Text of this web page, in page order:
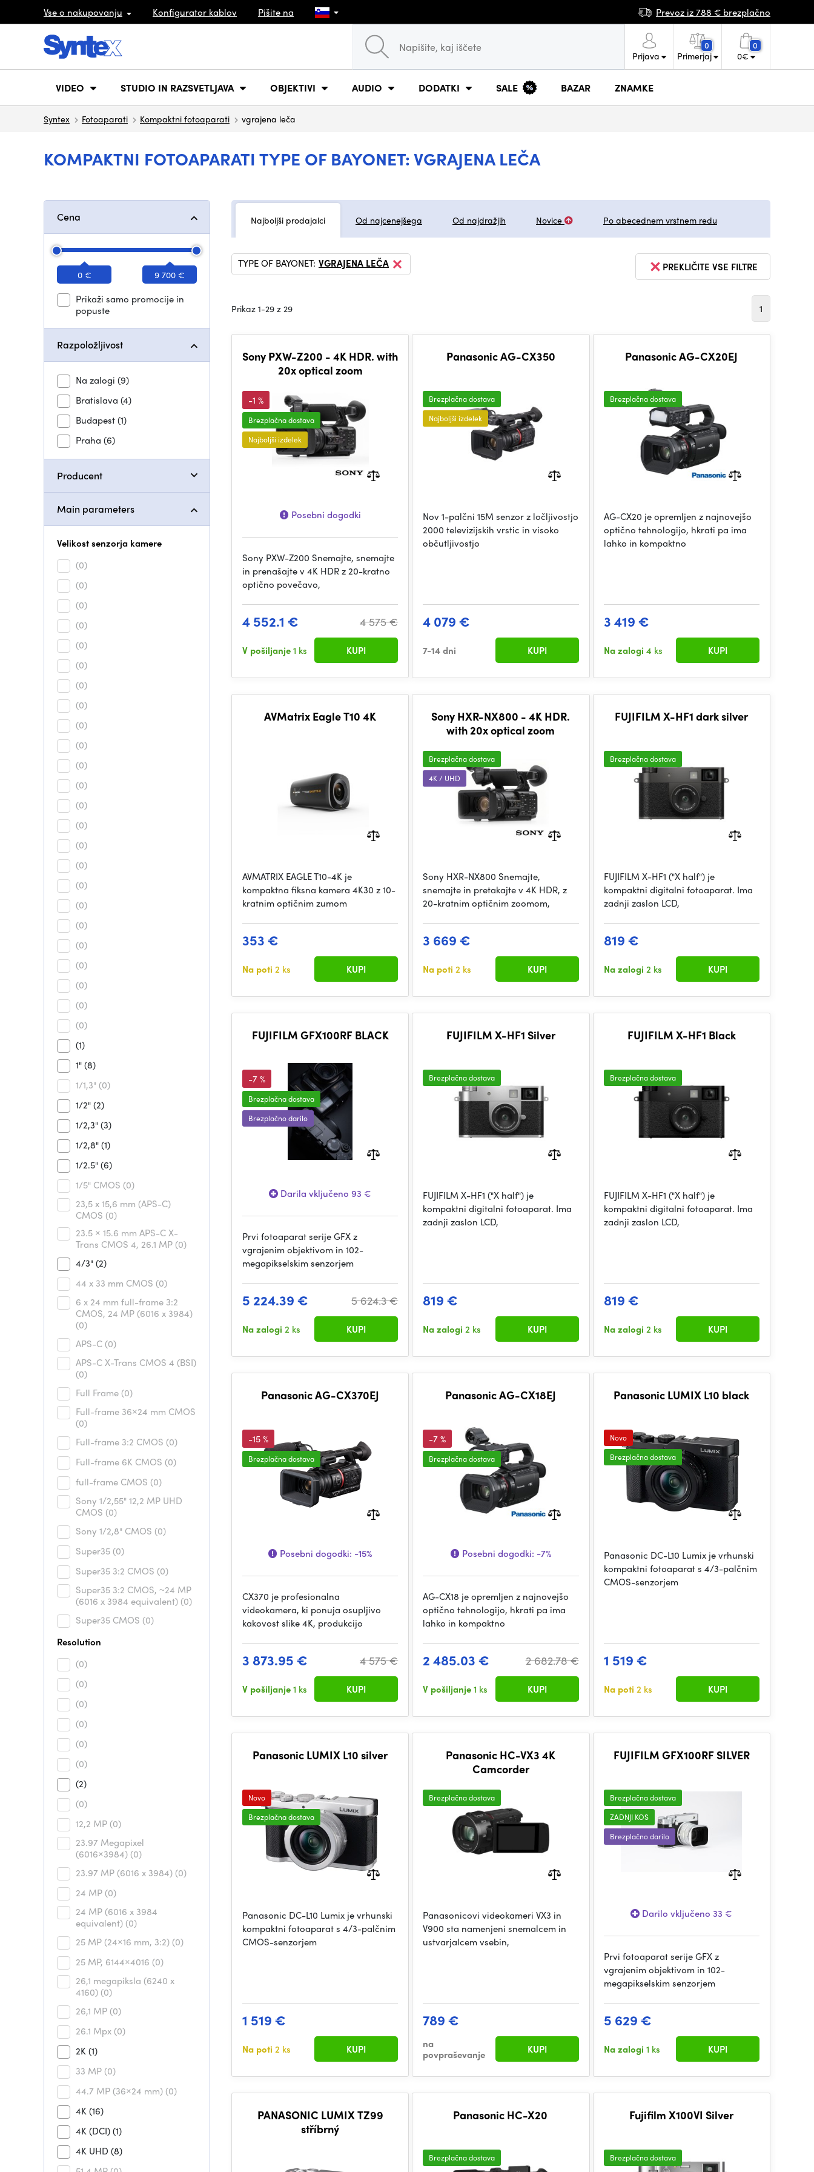
Vse o nakupovanju Konfigurator kablov Pišite na Prevoz iz 788 € brezplačno
Prijava
0
Primerjaj
0
0€
VIDEO STUDIO IN RAZSVETLJAVA OBJEKTIVI AUDIO DODATKI SALE BAZAR ZNAMKE
Syntex Fotoaparati Kompaktni fotoaparati vgrajena leča
KOMPAKTNI FOTOAPARATI TYPE OF BAYONET: VGRAJENA LEČA
Cena
0 € 9 700 €
Prikaži samo promocije in
popuste
Razpoložljivost
Na zalogi (9)
Bratislava (4)
Budapest(1)
Praha (6)
Producent
Main parameters
Velikost senzorja kamere
(0)
(0)
(0)
(0)
(0)
(0)
(0)
(0)
(0)
(0)
(0)
(0)
(0)
(0)
(0)
(0)
(0)
(0)
(0)
(0)
(0)
(0)
(0)
(0)
(1)
1"(8)
1/1,3" (0)
1/2"(2)
1/2,3"(3)
1/2,8"(1)
1/2.5"(6)
1/5" CMOS (0)
23,5 x 15,6 mm (APS-C)
CMOS (0)
23.5 × 15.6 mm APS-C X-
Trans CMOS 4, 26.1 MP (0)
4/3"(2)
44 x 33 mm CMOS (0)
6 x 24 mm full-frame 3:2
CMOS, 24 MP (6016 x 3984)
(0)
APS-C (0)
APS-C X-Trans CMOS 4 (BSI)
(0)
Full Frame (0)
Full-frame 36×24 mm CMOS
(0)
Full-frame 3:2 CMOS (0)
Full-frame 6K CMOS (0)
full-frame CMOS (0)
Sony 1/2,55" 12,2 MP UHD
CMOS (0)
Sony 1/2,8" CMOS (0)
Super35 (0)
Super35 3:2 CMOS (0)
Super35 3:2 CMOS, ~24 MP
(6016 x 3984 equivalent) (0)
Super35 CMOS (0)
Resolution
(0)
(0)
(0)
(0)
(0)
(0)
(2)
(0)
12,2 MP (0)
23.97 Megapixel
(6016×3984) (0)
23.97 MP (6016 x 3984) (0)
24 MP (0)
24 MP (6016 x 3984
equivalent) (0)
25 MP (24×16 mm, 3:2) (0)
25 MP, 6144×4016 (0)
26,1 megapiksla (6240 x
4160) (0)
26,1 MP (0)
26.1 Mpx (0)
2K(1)
33 MP (0)
44.7 MP (36×24 mm) (0)
4K(16)
4K (DCI)(1)
4K UHD (8)
Najboljši prodajalci Od najcenejšega Od najdražjih Novice Po abecednem vrstnem redu
PREKLIČITE VSE FILTRE
TYPE OF BAYONET: VGRAJENA LEČA
Prikaz 1-29 z 29 1
Sony PXW-Z200 - 4K HDR. with
20x optical zoom
-1 %
Brezplačna dostava
Najboljši izdelek
Posebni dogodki
Sony PXW-Z200 Snemajte, snemajte
in prenašajte v 4K HDR z 20-kratno
optično povečavo,
4 552.1 € 4 575 €
V pošiljanje1 ks KUPI
Panasonic AG-CX350
Brezplačna dostava
Najboljši izdelek
Nov 1-palčni 15M senzor z ločljivostjo
2000 televizijskih vrstic in visoko
občutljivostjo
4 079 €
7-14 dni KUPI
Panasonic AG-CX20EJ
Brezplačna dostava
AG-CX20 je opremljen z najnovejšo
optično tehnologijo, hkrati pa ima
lahko in kompaktno
3 419 €
Na zalogi 4 ks KUPI
AVMatrix Eagle T10 4K
AVMATRIX EAGLE T10-4K je
kompaktna fiksna kamera 4K30 z 10-
kratnim optičnim zumom
353 €
Na poti 2 ks KUPI
Sony HXR-NX800 - 4K HDR.
with 20x optical zoom
Brezplačna dostava
4K / UHD
Sony HXR-NX800 Snemajte,
snemajte in pretakajte v 4K HDR, z
20-kratnim optičnim zoomom,
3 669 €
Na poti2 ks KUPI
FUJIFILM X-HF1 dark silver
Brezplačna dostava
FUJIFILM X-HF1 ("X half") je
kompaktni digitalni fotoaparat. Ima
zadnji zaslon LCD,
819 €
Na zalogi 2 ks KUPI
FUJIFILM GFX100RF BLACK
-7 %
Brezplačna dostava
Brezplačno darilo
Darila vključeno 93 €
Prvi fotoaparat serije GFX z
vgrajenim objektivom in 102-
megapikselskim senzorjem
5 224.39 € 5 624.3 €
Na zalogi 2 ks KUPI
FUJIFILM X-HF1 Silver
Brezplačna dostava
FUJIFILM X-HF1 ("X half") je
kompaktni digitalni fotoaparat. Ima
zadnji zaslon LCD,
819 €
Na zalogi2 ks KUPI
FUJIFILM X-HF1 Black
Brezplačna dostava
FUJIFILM X-HF1 ("X half") je
kompaktni digitalni fotoaparat. Ima
zadnji zaslon LCD,
819 €
Na zalogi 2 ks KUPI
Panasonic AG-CX370EJ
-15 %
Brezplačna dostava
Posebni dogodki: -15%
CX370 je profesionalna
videokamera, ki ponuja osupljivo
kakovost slike 4K, produkcijo
3 873.95 € 4 575 €
V pošiljanje1 ks KUPI
Panasonic AG-CX18EJ
-7 %
Brezplačna dostava
Posebni dogodki: -7%
AG-CX18 je opremljen z najnovejšo
optično tehnologijo, hkrati pa ima
lahko in kompaktno
2 485.03 € 2 682.78 €
V pošiljanje1 ks KUPI
Panasonic LUMIX L10 black
Novo
Brezplačna dostava
Panasonic DC-L10 Lumix je vrhunski
kompaktni fotoaparat s 4/3-palčnim
CMOS-senzorjem
1 519 €
Na poti 2 ks KUPI
Panasonic LUMIX L10 silver
Novo
Brezplačna dostava
Panasonic DC-L10 Lumix je vrhunski
kompaktni fotoaparat s 4/3-palčnim
CMOS-senzorjem
1 519 €
Na poti 2 ks KUPI
Panasonic HC-VX3 4K
Camcorder
Brezplačna dostava
Panasonicovi videokameri VX3 in
V900 sta namenjeni snemalcem in
ustvarjalcem vsebin,
789 €
na
povpraševanje
KUPI
FUJIFILM GFX100RF SILVER
Brezplačna dostava
ZADNJI KOS
Brezplačno darilo
Darilo vključeno 33 €
Prvi fotoaparat serije GFX z
vgrajenim objektivom in 102-
megapikselskim senzorjem
5 629 €
Na zalogi 1 ks KUPI
PANASONIC LUMIX TZ99
stříbrný
Panasonic HC-X20
Brezplačna dostava
Fujifilm X100VI Silver
Brezplačna dostava